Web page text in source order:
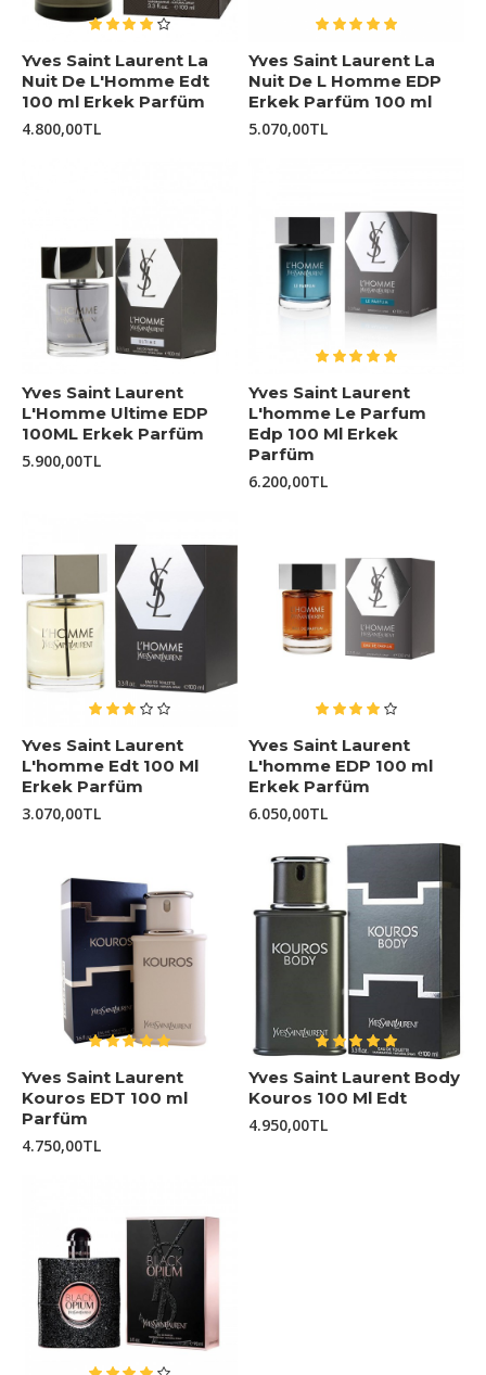
Yves Saint Laurent La
Nuit De L'Homme Edt
100 ml Erkek Parfüm
4.800,00TL
Yves Saint Laurent La
Nuit De L Homme EDP
Erkek Parfüm 100 ml
5.070,00TL
Yves Saint Laurent
L'Homme Ultime EDP
100ML Erkek Parfüm
5.900,00TL
Yves Saint Laurent
L'homme Le Parfum
Edp 100 Ml Erkek
Parfüm
6.200,00TL
Yves Saint Laurent
L'homme Edt 100 Ml
Erkek Parfüm
3.070,00TL
Yves Saint Laurent
L'homme EDP 100 ml
Erkek Parfüm
6.050,00TL
Yves Saint Laurent
Kouros EDT 100 ml
Parfüm
4.750,00TL
Yves Saint Laurent Body
Kouros 100 Ml Edt
4.950,00TL